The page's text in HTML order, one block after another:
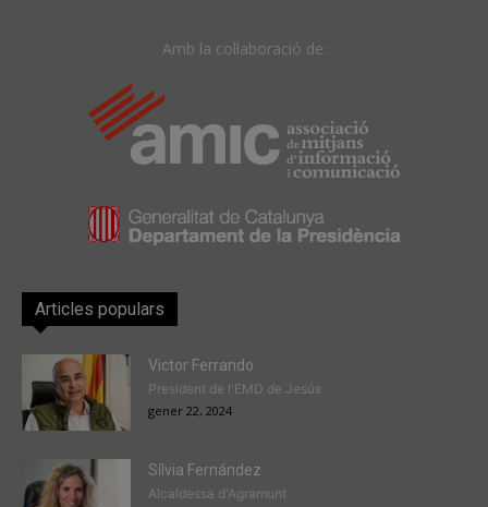
Amb la col·laboració de:
Articles populars
Victor Ferrando
President de l'EMD de Jesús
gener 22, 2024
Sílvia Fernández
Alcaldessa d'Agramunt